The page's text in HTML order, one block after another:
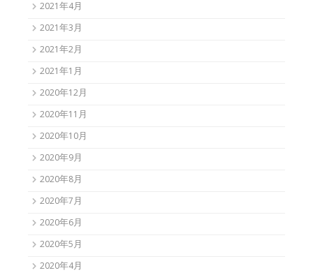
2021年4月
2021年3月
2021年2月
2021年1月
2020年12月
2020年11月
2020年10月
2020年9月
2020年8月
2020年7月
2020年6月
2020年5月
2020年4月